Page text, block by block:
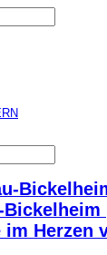
im Herzen